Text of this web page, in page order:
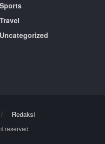
Sports
Travel
Uncategorized
Redaksi
reserved